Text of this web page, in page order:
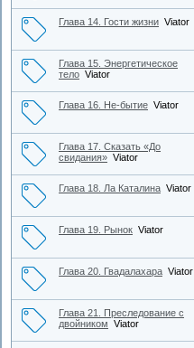
Глава 14. Гости жизни Viator
Глава 15. Энергетическое
тело Viator
Глава 16. Не-бытие Viator
Глава 17. Сказать «До
свидания» Viator
Глава 18. Ла Каталина Viator
Глава 19. Рынок Viator
Глава 20. Гвадалахара Viator
Глава 21. Преследование с
двойником Viator